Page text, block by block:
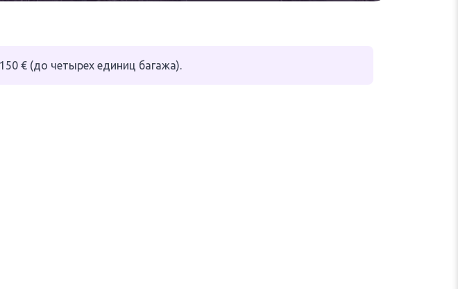
€ (до четырех единиц багажа).